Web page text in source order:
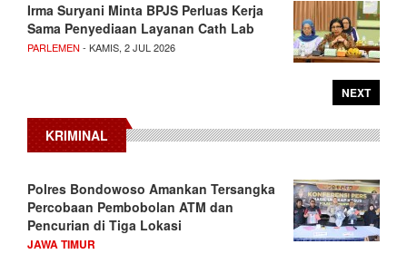
Irma Suryani Minta BPJS Perluas Kerja
Sama Penyediaan Layanan Cath Lab
PARLEMEN - KAMIS, 2 JUL 2026
NEXT
KRIMINAL
Polres Bondowoso Amankan Tersangka
Percobaan Pembobolan ATM dan
Pencurian di Tiga Lokasi
JAWA TIMUR